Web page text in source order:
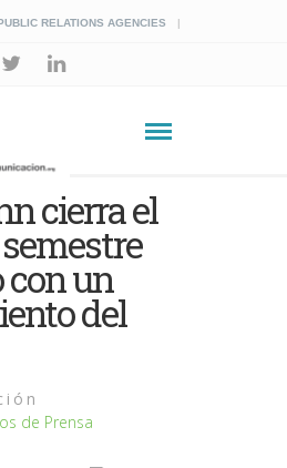
RELATIONS AGENCIES
cierra el
con un
del
de Prensa